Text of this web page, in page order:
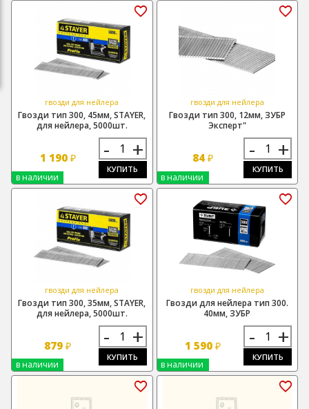
гвозди для нейлера
Гвозди тип 300, 45мм, STAYER,
для нейлера, 5000шт.
1 190 ₽ - +
КУПИТЬ
в наличии
гвозди для нейлера
Гвозди тип 300, 12мм, ЗУБР
Эксперт"
84₽ - +
КУПИТЬ
в наличии
гвозди для нейлера
Гвозди тип 300, 35мм, STAYER,
для нейлера, 5000шт.
879₽ - +
КУПИТЬ
в наличии
гвозди для нейлера
Гвозди для нейлера тип 300.
40мм, ЗУБР
1 590₽ - +
КУПИТЬ
в наличии